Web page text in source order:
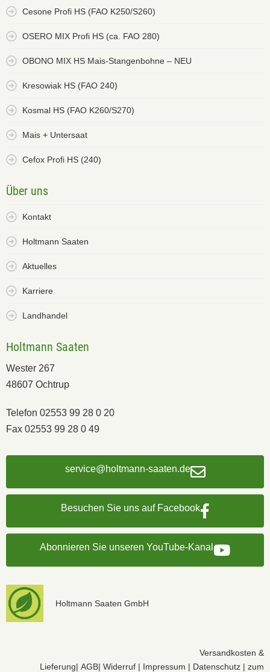
Cesone Profi HS (FAO K250/S260)
OSERO MIX Profi HS (ca. FAO 280)
OBONO MIX HS Mais-Stangenbohne – NEU
Kresowiak HS (FAO 240)
Kosmal HS (FAO K260/S270)
Mais + Untersaat
Cefox Profi HS (240)
Über uns
Kontakt
Holtmann Saaten
Aktuelles
Karriere
Landhandel
Holtmann Saaten
Wester 267
48607 Ochtrup
Telefon 02553 99 28 0 20
Fax 02553 99 28 0 49
service@holtmann-saaten.de
Besuchen Sie uns auf Facebook
Abonnieren Sie unseren YouTube-Kanal
Holtmann Saaten GmbH
Versandkosten &
Lieferung| AGB| Widerruf | Impressum | Datenschutz | zum